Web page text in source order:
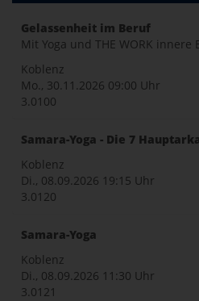
Gelassenheit im Beruf
Mit Yoga und THE WORK innere
Koblenz
Mo., 30.11.2026 09:00 Uhr
3.0100
Samara-Yoga - Die 7
Koblenz
Di., 08.09.2026 19:15 Uhr
3.0120
Samara-Yoga
Koblenz
Di., 08.09.2026 11:30 Uhr
3.0121